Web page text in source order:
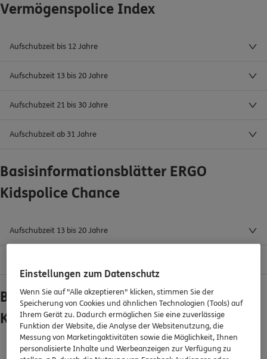
Vermögenspolice Index
Aufschubzeit bis 12 Jahre
Aufschubzeit 13 bis 20 Jahre
Aufschubzeit 21 bis 30 Jahre
Aufschubzeit ab 31 Jahre
Basisinformationsblätter ERGO
Kidspolice Chance
Aufschubzeit 13 bis 20 Jahre
Basisinformationsblätter ERGO
Kidspolice Balance
Aufschubzeit 13 bis 20 Jahre
Einstellungen zum Datenschutz
Wenn Sie auf "Alle akzeptieren" klicken, stimmen Sie der
Speicherung von Cookies und ähnlichen Technologien (Tools) auf
Ihrem Gerät zu. Dadurch ermöglichen Sie eine zuverlässige
Funktion der Website, die Analyse der Websitenutzung, die
Messung von Marketingaktivitäten sowie die Möglichkeit, Ihnen
personalisierte Inhalte und Werbeanzeigen zur Verfügung zu